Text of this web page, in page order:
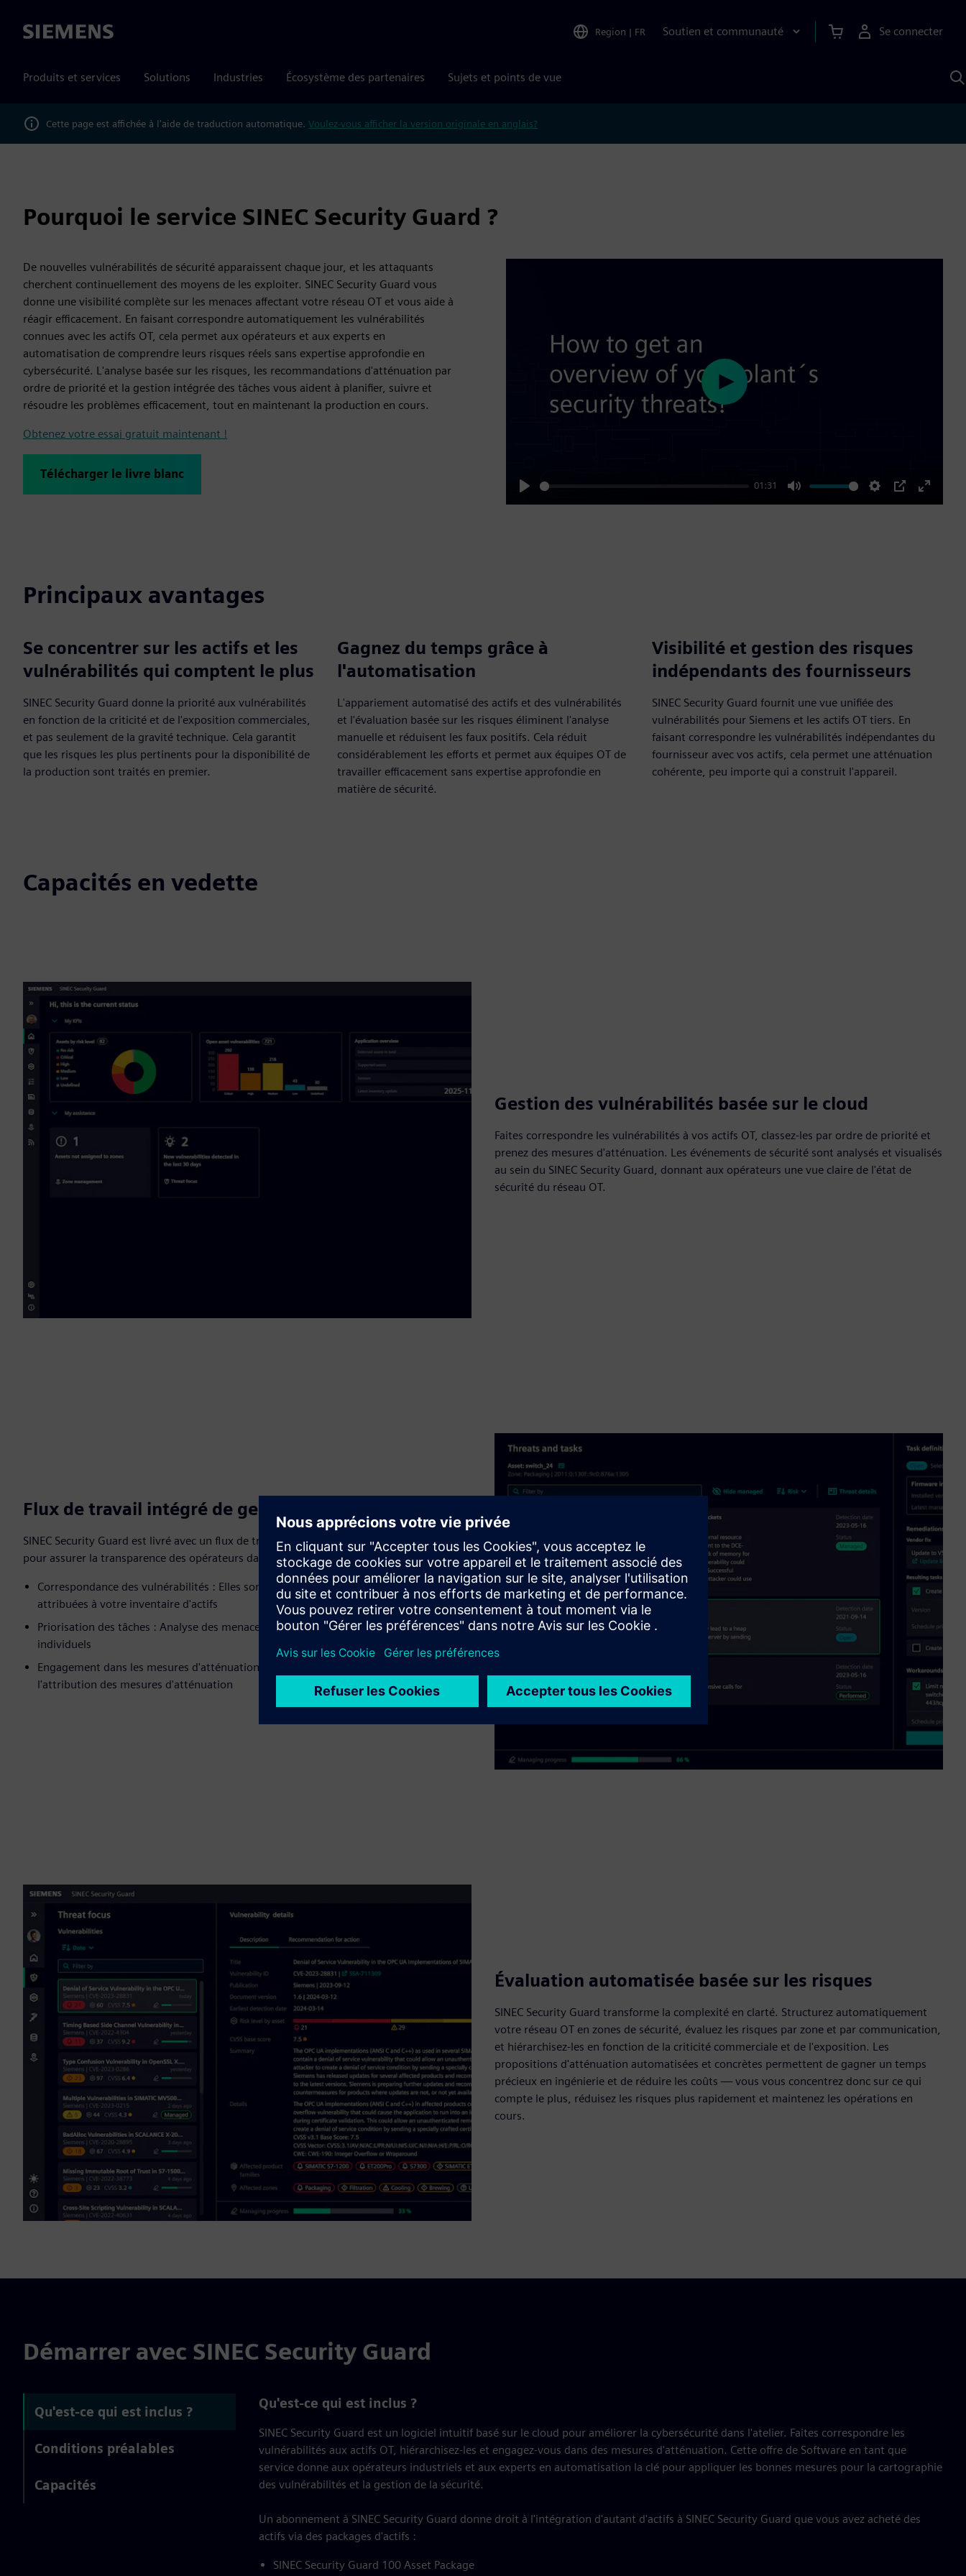
Siemens Region | FR Soutien et communauté Se connecter
Produits et services Solutions Industries Écosystème des partenaires Sujets et points de vue
Cette page est affichée à l'aide de traduction automatique. Voulez-vous afficher la version originale en anglais?
Pourquoi le service SINEC Security Guard ?
De nouvelles vulnérabilités de sécurité apparaissent chaque jour, et les attaquants
cherchent continuellement des moyens de les exploiter. SINEC Security Guard vous
donne une visibilité complète sur les menaces affectant votre réseau OT et vous aide à
réagir efficacement. En faisant correspondre automatiquement les vulnérabilités
connues avec les actifs OT, cela permet aux opérateurs et aux experts en
automatisation de comprendre leurs risques réels sans expertise approfondie en
cybersécurité. L'analyse basée sur les risques, les recommandations d'atténuation par
ordre de priorité et la gestion intégrée des tâches vous aident à planifier, suivre et
résoudre les problèmes efficacement, tout en maintenant la production en cours.
Obtenez votre essai gratuit maintenant !
Télécharger le livre blanc
Play
01:31
Mute Settings
PIP
Enter
Play
Principaux avantages
Se concentrer sur les actifs et les
vulnérabilités qui comptent le plus
SINEC Security Guard donne la priorité aux vulnérabilités
en fonction de la criticité et de l'exposition commerciales,
et pas seulement de la gravité technique. Cela garantit
que les risques les plus pertinents pour la disponibilité de
la production sont traités en premier.
Gagnez du temps grâce à
l'automatisation
L'appariement automatisé des actifs et des vulnérabilités
et l'évaluation basée sur les risques éliminent l'analyse
manuelle et réduisent les faux positifs. Cela réduit
considérablement les efforts et permet aux équipes OT de
travailler efficacement sans expertise approfondie en
matière de sécurité.
Visibilité et gestion des risques
indépendants des fournisseurs
SINEC Security Guard fournit une vue unifiée des
vulnérabilités pour Siemens et les actifs OT tiers. En
faisant correspondre les vulnérabilités indépendantes du
fournisseur avec vos actifs, cela permet une atténuation
cohérente, peu importe qui a construit l'appareil.
Capacités en vedette
Gestion des vulnérabilités basée sur le cloud
Faites correspondre les vulnérabilités à vos actifs OT, classez-les par ordre de priorité et
prenez des mesures d'atténuation. Les événements de sécurité sont analysés et visualisés
au sein du SINEC Security Guard, donnant aux opérateurs une vue claire de l'état de
sécurité du réseau OT.
Flux de travail intégré de gestion des vulnérabilités
SINEC Security Guard est livré avec un flux de travail intégré de gestion des vulnérabilités
pour assurer la transparence des opérateurs dans leur atelier.
Correspondance des vulnérabilités : Elles sont automatiquement identifiées et
attribuées à votre inventaire d'actifs
Priorisation des tâches : Analyse des menaces basée sur le risque spécifique à vos actifs
individuels
Engagement dans les mesures d'atténuation : Gestion intégrée des tâches pour
l'attribution des mesures d'atténuation
Évaluation automatisée basée sur les risques
SINEC Security Guard transforme la complexité en clarté. Structurez automatiquement
votre réseau OT en zones de sécurité, évaluez les risques par zone et par communication,
et hiérarchisez-les en fonction de la criticité commerciale et de l'exposition. Les
propositions d'atténuation automatisées et concrètes permettent de gagner un temps
précieux en ingénierie et de réduire les coûts — vous vous concentrez donc sur ce qui
compte le plus, réduisez les risques plus rapidement et maintenez les opérations en
cours.
Démarrer avec SINEC Security Guard
Qu'est-ce qui est inclus ?
Conditions préalables
Capacités
Qu'est-ce qui est inclus ?
SINEC Security Guard est un logiciel intuitif basé sur le cloud pour améliorer la cybersécurité dans l'atelier. Faites correspondre les
vulnérabilités aux actifs OT, hiérarchisez-les et engagez-vous dans des mesures d'atténuation. Cette offre de Software en tant que
service donne aux opérateurs industriels et aux experts en automatisation la clé pour appliquer les bonnes mesures pour la cartographie
des vulnérabilités et la gestion de la sécurité.
Un abonnement à SINEC Security Guard donne droit à l'intégration d'autant d'actifs à SINEC Security Guard que vous avez acheté des
actifs via des packages d'actifs :
SINEC Security Guard 100 Asset Package